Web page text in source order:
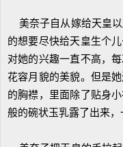
美奈子自从嫁给天皇以
的想要尽快给天皇生个
对她的兴趣一直不高，
花容月貌的美貌。但是
的胸襟，里面除了贴身
般的碗状玉乳露了出来，